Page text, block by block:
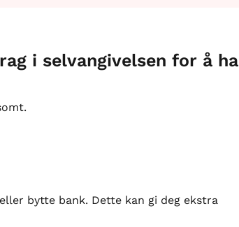
i selvangivelsen for å ha
bytte bank. Dette kan gi deg ekstra